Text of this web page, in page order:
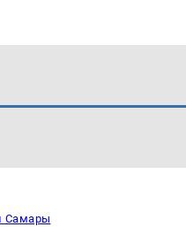
Самары